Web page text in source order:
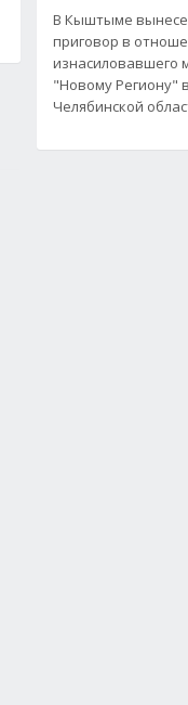
В Кыштыме
приговор в
изнасиловавшего
"Новому Региону"
Челябинской